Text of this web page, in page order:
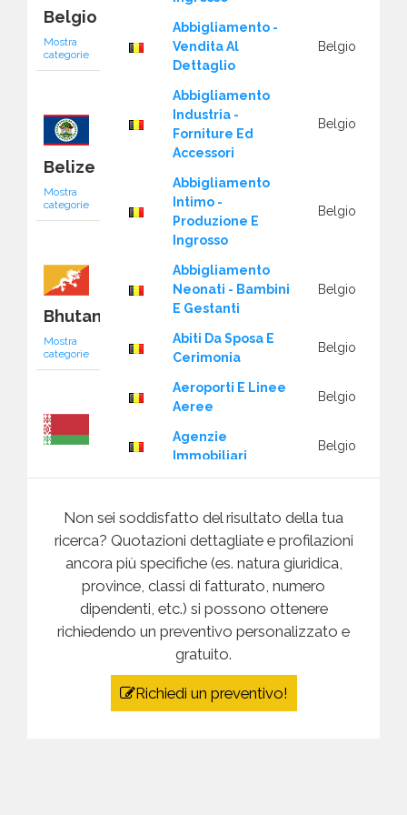
Belgio
Mostra
categorie
Belize
Mostra
categorie
Bhutan
Mostra
categorie
Bolivia
Mostra
Abbigliamento -
Vendita Al
Dettaglio
Belgio
Abbigliamento
Industria -
Forniture Ed
Accessori
Belgio
Abbigliamento
Intimo -
Produzione E
Ingrosso
Belgio
Abbigliamento
Neonati - Bambini
E Gestanti
Belgio
Abiti Da Sposa E
Cerimonia
Belgio
Aeroporti E Linee
Aeree
Belgio
Agenzie
Immobiliari
Belgio
Recupero Crediti
Agenzie Viaggi E
Turismo
Belgio
Agricoltura Ed
Allevamento
Belgio
Agricoltura Ed
Macchine Ed
Attrezzature
Non sei soddisfatto del risultato della tua
ricerca? Quotazioni dettagliate e profilazioni
ancora più specifiche (es. natura giuridica,
province, classi di fatturato, numero
dipendenti, etc.) si possono ottenere
richiedendo un preventivo personalizzato e
gratuito.
Richiedi un preventivo!